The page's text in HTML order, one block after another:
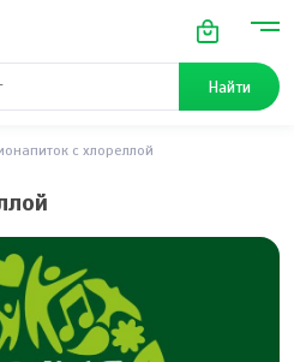
Найти
с хлореллой